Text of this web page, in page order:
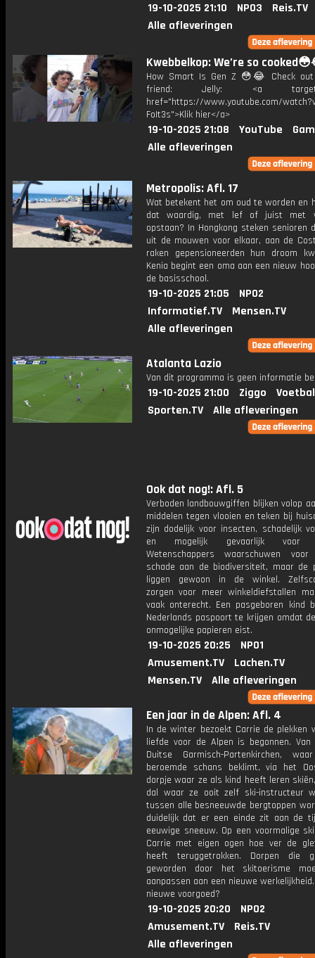
19-10-2025 21:10 NPO3
Reis.TV
Alle afleveringen
Kwebbelkop: We’re so
How Smart Is Gen Z 😳😂 Check
friend: Jelly: <a
href="https://www.youtube.com/
FoIt3s">Klik hier</a>
19-10-2025 21:08 YouTube
Alle afleveringen
Metropolis: Afl. 17
Wat betekent het om oud te worden en
dat waardig, met lef of juist met
opstaan? In Hongkong steken senioren
uit de mouwen voor elkaar, aan de
raken gepensioneerden hun droom
Kenia begint een oma aan een nieuw
de basisschool.
19-10-2025 21:05
NPO2
Informatief.TV
Mensen.TV
Alle afleveringen
Atalanta Lazio
Van dit programma is geen informatie
19-10-2025 21:00 Ziggo
Sporten.TV
Alle afleveringen
Ook dat nog!: Afl. 5
Verboden landbouwgiffen blijken volop
middelen tegen vlooien en teken bij
zijn dodelijk voor insecten, schadelijk
en mogelijk gevaarlijk voor
Wetenschappers waarschuwen voor
schade aan de biodiversiteit, maar de
liggen gewoon in de winkel.
zorgen voor meer winkeldiefstallen
vaak onterecht. Een pasgeboren kind
Nederlands paspoort te krijgen omdat
onmogelijke papieren eist.
19-10-2025 20:25
NPO1
Amusement.TV
Lachen.TV
Mensen.TV
Alle afleveringen
Een jaar in de Alpen: Afl. 4
In de winter bezoekt Carrie de plekken
liefde voor de Alpen is begonnen.
Duitse Garmisch-Partenkirchen,
beroemde schans beklimt, via het
dorpje waar ze als kind heeft leren
dal waar ze ooit zelf ski-instructeur
tussen alle besneeuwde bergtoppen
duidelijk dat er een einde zit aan de
eeuwige sneeuw. Op een voormalige
Carrie met eigen ogen hoe ver de
heeft teruggetrokken. Dorpen die
geworden door het skitoerisme
aanpassen aan een nieuwe
nieuwe voorgoed?
19-10-2025 20:20
NPO2
Amusement.TV
Reis.TV
Alle afleveringen